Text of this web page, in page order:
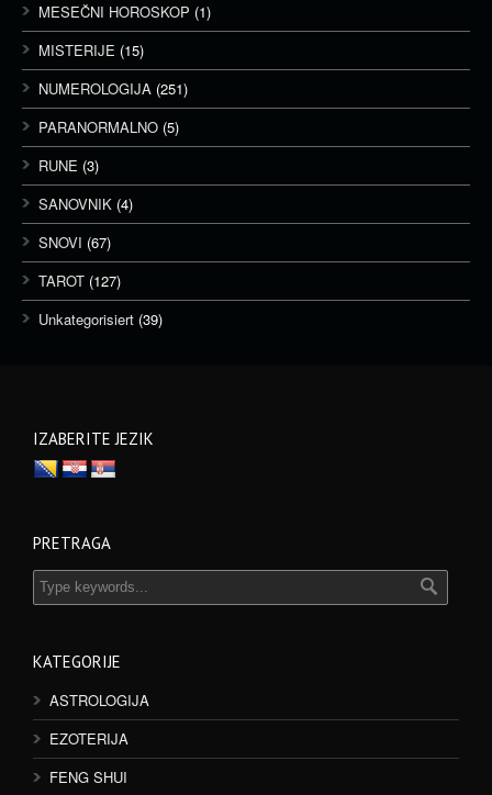
MESEČNI HOROSKOP (1)
MISTERIJE (15)
NUMEROLOGIJA (251)
PARANORMALNO (5)
RUNE (3)
SANOVNIK (4)
SNOVI (67)
TAROT (127)
Unkategorisiert (39)
IZABERITE JEZIK
PRETRAGA
KATEGORIJE
ASTROLOGIJA
EZOTERIJA
FENG SHUI